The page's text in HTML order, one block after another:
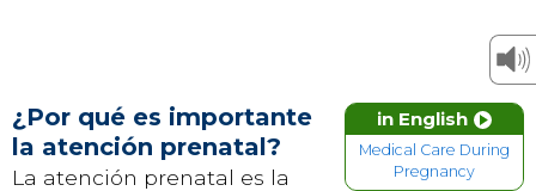
in English
Medical Care During
Pregnancy
¿Por qué es importante
la atención prenatal?
La atención prenatal es la